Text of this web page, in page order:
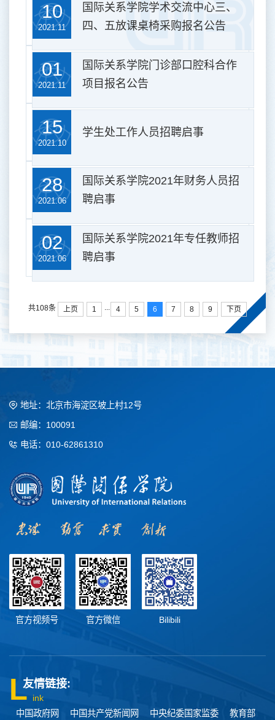
10
2021.11
国际关系学院学术交流中心三、
四、五放课桌椅采购报名公告
01
2021.11
国际关系学院门诊部口腔科合作
项目报名公告
15
2021.10
学生处工作人员招聘启事
28
2021.06
国际关系学院2021年财务人员招
聘启事
02
2021.06
国际关系学院2021年专任教师招
聘启事
共108条 上页 1 4 5 6 7 8 9 下页
地址：北京市海淀区坡上村12号
邮编：100091
电话：010-62861310
官方视频号 官方微信 Bilibili
友情链接:
ink
中国政府网
中国共产党新闻网 中央纪委国家监委 教育部